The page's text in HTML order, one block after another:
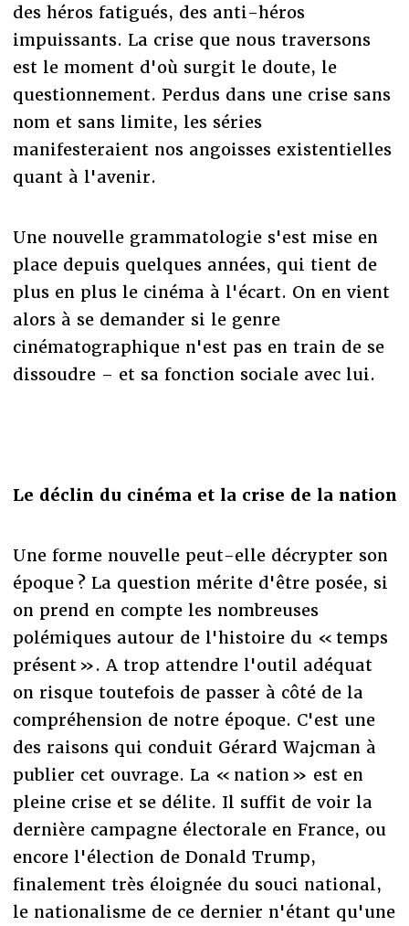
des héros fatigués, des anti-héros
impuissants. La crise que nous traversons
est le moment d'où surgit le doute, le
questionnement. Perdus dans une crise sans
nom et sans limite, les séries
manifesteraient nos angoisses existentielles
quant à l'avenir.
Une nouvelle grammatologie s'est mise en
place depuis quelques années, qui tient de
plus en plus le cinéma à l'écart. On en vient
alors à se demander si le genre
cinématographique n'est pas en train de se
dissoudre – et sa fonction sociale avec lui.
Le déclin du cinéma et la crise de la nation
Une forme nouvelle peut-elle décrypter son
époque ? La question mérite d'être posée, si
on prend en compte les nombreuses
polémiques autour de l'histoire du « temps
présent ». A trop attendre l'outil adéquat
on risque toutefois de passer à côté de la
compréhension de notre époque. C'est une
des raisons qui conduit Gérard Wajcman à
publier cet ouvrage. La « nation » est en
pleine crise et se délite. Il suffit de voir la
dernière campagne électorale en France, ou
encore l'élection de Donald Trump,
finalement très éloignée du souci national,
le nationalisme de ce dernier n'étant qu'une